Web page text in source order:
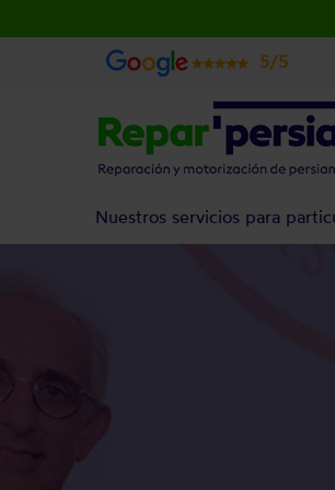
5/5
Nuestros servicios para